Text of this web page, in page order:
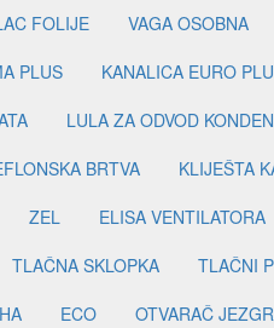
FOLIJE VAGA OSOBNA
PLUS KANALICA EURO
LULA ZA ODVOD
BRTVA KLIJEŠTA
ZEL ELISA VENTILATORA
TLAČNA SKLOPKA TLAČNI
ECO OTVARAČ